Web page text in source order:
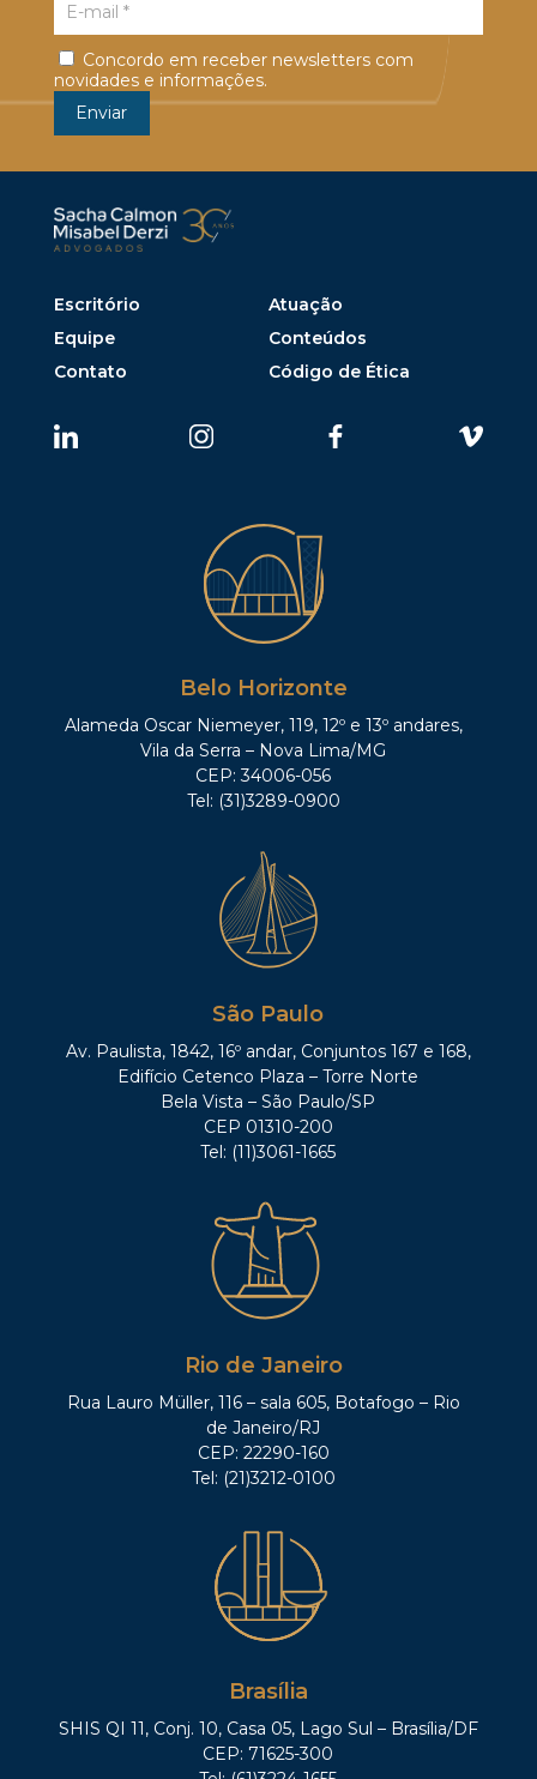
Concordo em receber newsletters com
novidades e informações.
Escritório
Atuação
Equipe
Conteúdos
Contato
Código de Ética
Belo Horizonte
Alameda Oscar Niemeyer, 119, 12º e 13º andares,
Vila da Serra – Nova Lima/MG
CEP: 34006-056
Tel: (31)3289-0900
São Paulo
Av. Paulista, 1842, 16º andar, Conjuntos 167 e 168,
Edifício Cetenco Plaza – Torre Norte
Bela Vista – São Paulo/SP
CEP 01310-200
Tel: (11)3061-1665
Rio de Janeiro
Rua Lauro Müller, 116 – sala 605, Botafogo – Rio
de Janeiro/RJ
CEP: 22290-160
Tel: (21)3212-0100
Brasília
SHIS QI 11, Conj. 10, Casa 05, Lago Sul – Brasília/DF
CEP: 71625-300